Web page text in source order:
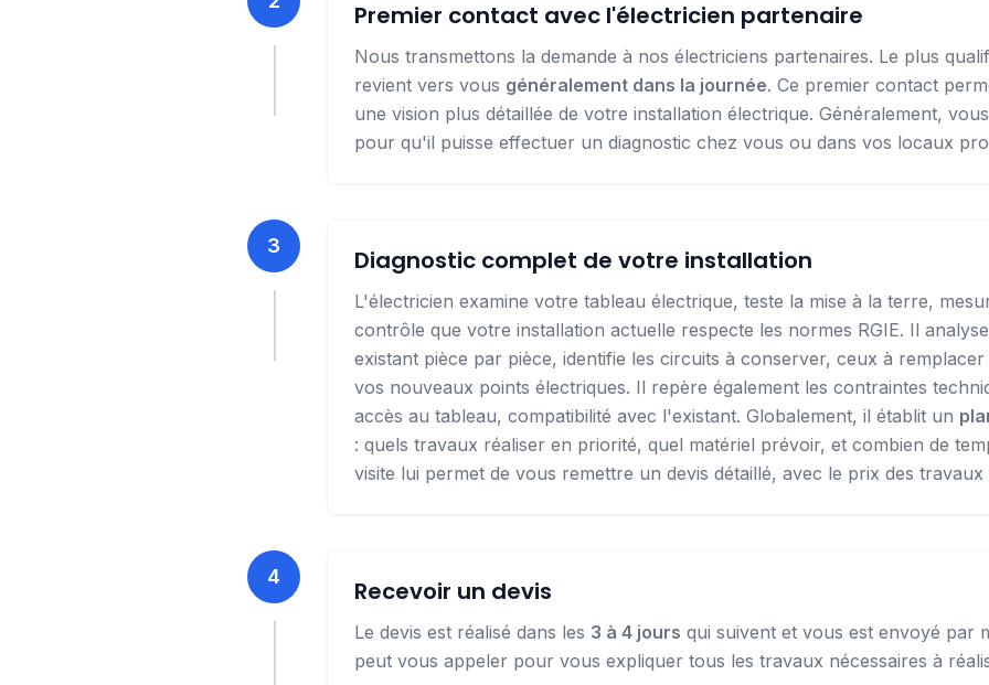
Premier contact avec l'électricien partenaire
Nous transmettons la demande à nos électriciens partenaires. Le plus
revient vers vous généralement dans la journée. Ce premier contact
une vision plus détaillée de votre installation électrique. Généralement,
pour qu'il puisse effectuer un diagnostic chez vous ou dans vos locaux
3 Diagnostic complet de votre installation
L'électricien examine votre tableau électrique, teste la mise à la terre,
contrôle que votre installation actuelle respecte les normes RGIE. Il
existant pièce par pièce, identifie les circuits à conserver, ceux à remplacer
vos nouveaux points électriques. Il repère également les contraintes
accès au tableau, compatibilité avec l'existant. Globalement, il établit un
: quels travaux réaliser en priorité, quel matériel prévoir, et combien de
visite lui permet de vous remettre un devis détaillé, avec le prix des travaux
4 Recevoir un devis
Le devis est réalisé dans les 3 à 4 jours qui suivent et vous est envoyé par
peut vous appeler pour vous expliquer tous les travaux nécessaires à